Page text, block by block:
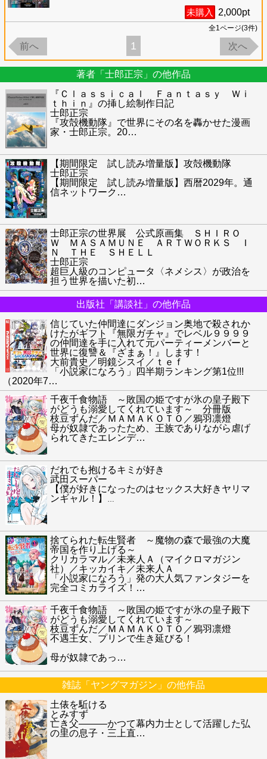
未購入 2,000pt
全1ページ(3件)
前へ 1 次へ
著者「士郎正宗」の他作品
『Ｃｌａｓｓｉｃａｌ Ｆａｎｔａｓｙ Ｗｉ
ｔｈｉｎ』の挿し絵制作日記
士郎正宗
『攻殻機動隊』で世界にその名を轟かせた漫画
家・士郎正宗。20…
【期間限定 試し読み増量版】攻殻機動隊
士郎正宗
【期間限定 試し読み増量版】西暦2029年。通
信ネットワーク …
士郎正宗の世界展 公式原画集 ＳＨＩＲＯ
Ｗ ＭＡＳＡＭＵＮＥ ＡＲＴＷＯＲＫＳ Ｉ
Ｎ ＴＨＥ ＳＨＥＬＬ
士郎正宗
超巨人級のコンピュータ〈ネメシス〉が政治を
担う世界を描いた初…
出版社「講談社」の他作品
信じていた仲間達にダンジョン奥地で殺されか
けたがギフト『無限ガチャ』でレベル９９９９
の仲間達を手に入れて元パーティーメンバーと
世界に復讐＆『ざまぁ！』します！
大前貴史／明鏡シスイ／ｔｅｆ
「小説家になろう」四半期ランキング第1位!!!
（2020年7…
千夜千食物語 ～敗国の姫ですが氷の皇子殿下
がどうも溺愛してくれています～ 分冊版
枝豆ずんだ／ＭＡＭＡＫＯＴＯ／鴉羽凛燈
母が奴隷であったため、王族でありながら虐げ
られてきたエレンデ…
だれでも抱けるキミが好き
武田スーパー
【僕が好きになったのはセックス大好きヤリマ
ンギャル！】
…
捨てられた転生賢者 ～魔物の森で最強の大魔
帝国を作り上げる～
クリカラマル／未来人Ａ（マイクロマガジン
社）／キッカイキ／未来人Ａ
「小説家になろう」発の大人気ファンタジーを
完全コミカライズ！ …
千夜千食物語 ～敗国の姫ですが氷の皇子殿下
がどうも溺愛してくれています～
枝豆ずんだ／ＭＡＭＡＫＯＴＯ／鴉羽凛燈
不遇王女、プリンで生き延びる！
母が奴隷であっ …
雑誌「ヤングマガジン」の他作品
土俵を駈ける
とみすず
亡き父―――かつて幕内力士として活躍した弘
の里の息子・三上直…